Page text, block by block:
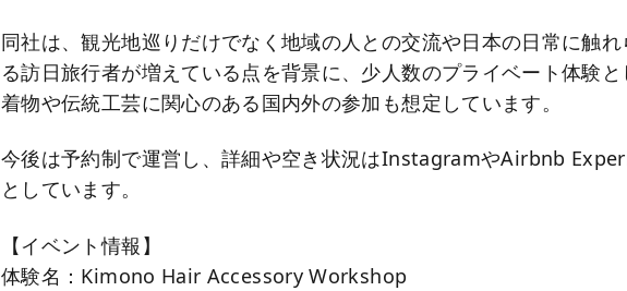
同社は、観光地巡りだけでなく地域の人との交流や日本の日常に触
る訪日旅行者が増えている点を背景に、少人数のプライベート体験と
着物や伝統工芸に関心のある国内外の参加も想定しています。
今後は予約制で運営し、詳細や空き状況はInstagramやAirbnb
としています。
【イベント情報】
体験名：Kimono Hair Accessory Workshop